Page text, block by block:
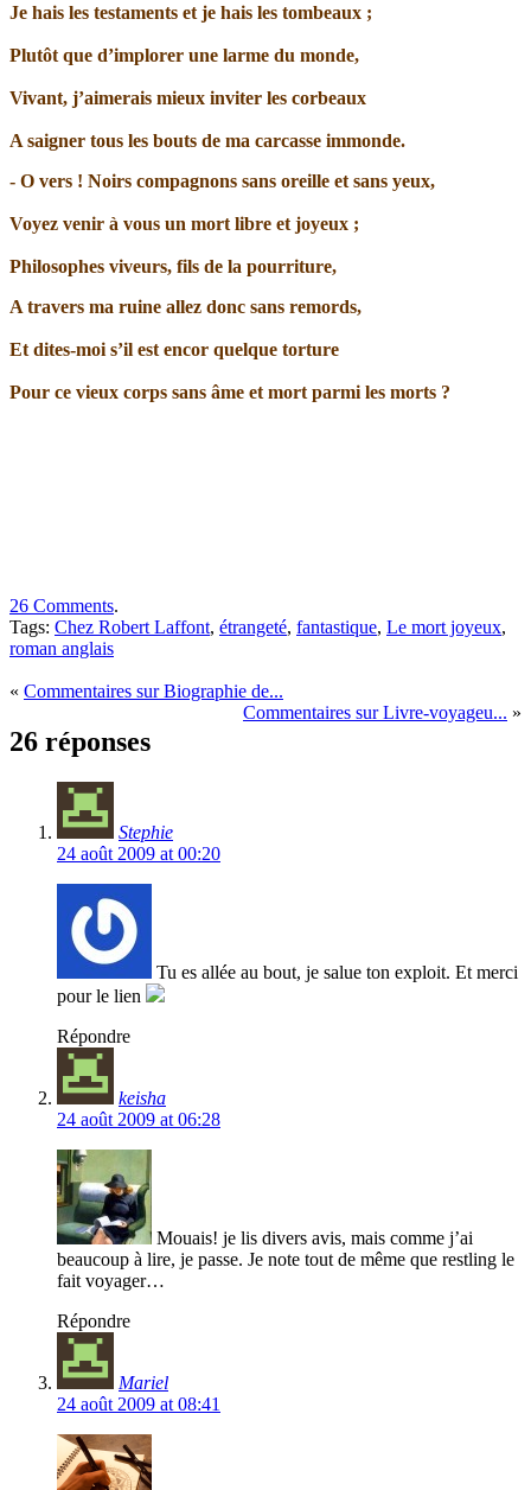
Je hais les testaments et je hais les tombeaux ;
Plutôt que d’implorer une larme du monde,
Vivant, j’aimerais mieux inviter les corbeaux
A saigner tous les bouts de ma carcasse immonde.
- O vers ! Noirs compagnons sans oreille et sans yeux,
Voyez venir à vous un mort libre et joyeux ;
Philosophes viveurs, fils de la pourriture,
A travers ma ruine allez donc sans remords,
Et dites-moi s’il est encor quelque torture
Pour ce vieux corps sans âme et mort parmi les morts ?
26 Comments.
Tags: Chez Robert Laffont, étrangeté, fantastique, Le mort joyeux,
roman anglais
« Commentaires sur Biographie de...
Commentaires sur Livre-voyageu... »
26 réponses
Stephie
24 août 2009 at 00:20
Tu es allée au bout, je salue ton exploit. Et merci
pour le lien
Répondre
keisha
24 août 2009 at 06:28
Mouais! je lis divers avis, mais comme j’ai
beaucoup à lire, je passe. Je note tout de même que restling le
fait voyager…
Répondre
Mariel
24 août 2009 at 08:41